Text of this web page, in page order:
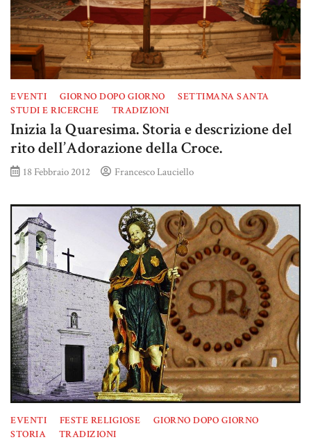
EVENTI GIORNO DOPO GIORNO
SETTIMANA SANTA
STUDI E RICERCHE
TRADIZIONI
Inizia la Quaresima. Storia e descrizione del
rito dell’Adorazione della Croce.
18 Febbraio 2012 Francesco Lauciello
EVENTI FESTE RELIGIOSE
GIORNO DOPO GIORNO
STORIA
TRADIZIONI